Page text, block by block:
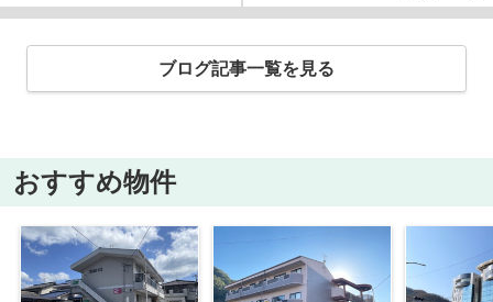
ブログ記事一覧を見る
おすすめ物件